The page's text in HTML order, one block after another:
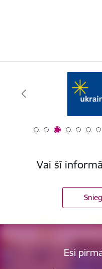
Vai šī
Esi